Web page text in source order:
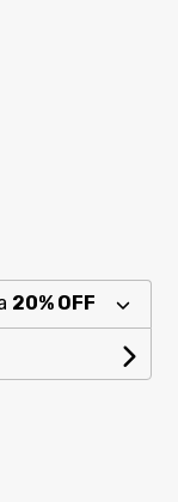
20% OFF